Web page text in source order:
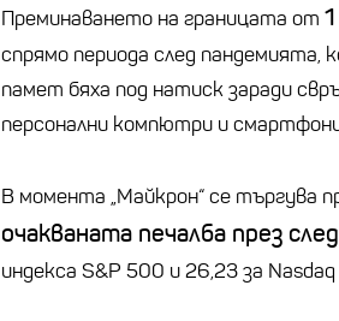
Преминаването на границата от
спрямо периода след пандемията,
памет бяха под натиск заради
персонални компютри и
В момента „Майкрон“ се търгува
очакваната печалба през
индекса S&P 500 и 26,23 за